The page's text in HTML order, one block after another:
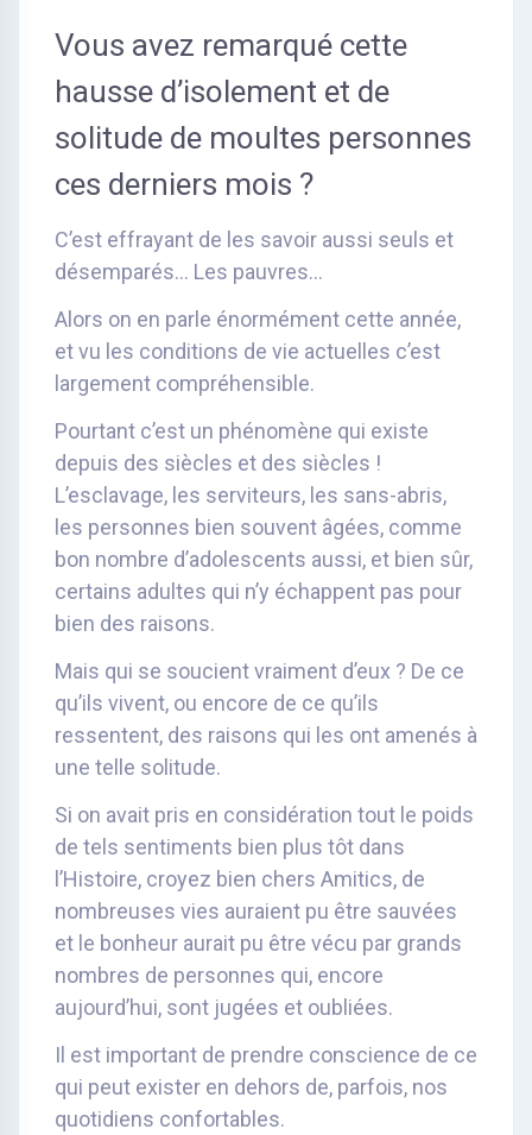
Vous avez remarqué cette
hausse d’isolement et de
solitude de moultes personnes
ces derniers mois ?
C’est effrayant de les savoir aussi seuls et
désemparés… Les pauvres…
Alors on en parle énormément cette année,
et vu les conditions de vie actuelles c’est
largement compréhensible.
Pourtant c’est un phénomène qui existe
depuis des siècles et des siècles !
L’esclavage, les serviteurs, les sans-abris,
les personnes bien souvent âgées, comme
bon nombre d’adolescents aussi, et bien sûr,
certains adultes qui n’y échappent pas pour
bien des raisons.
Mais qui se soucient vraiment d’eux ? De ce
qu’ils vivent, ou encore de ce qu’ils
ressentent, des raisons qui les ont amenés à
une telle solitude.
Si on avait pris en considération tout le poids
de tels sentiments bien plus tôt dans
l’Histoire, croyez bien chers Amitics, de
nombreuses vies auraient pu être sauvées
et le bonheur aurait pu être vécu par grands
nombres de personnes qui, encore
aujourd’hui, sont jugées et oubliées.
Il est important de prendre conscience de ce
qui peut exister en dehors de, parfois, nos
quotidiens confortables.